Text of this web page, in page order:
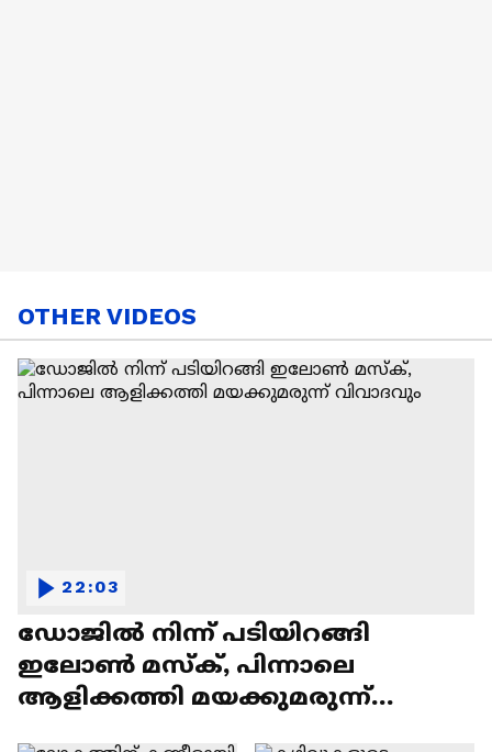
OTHER VIDEOS
ഡോജിൽ നിന്ന് പടിയിറങ്ങി
ഇലോൺ മസ്ക്, പിന്നാലെ
ആളിക്കത്തി മയക്കുമരുന്ന്
22:03